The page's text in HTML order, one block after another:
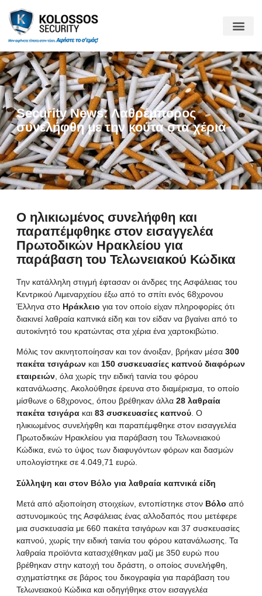
Security News: Λαθρέμπορος
συνελήφθη με την κούτα στα χέρια
Ο ηλικιωμένος συνελήφθη και
παραπέμφθηκε στον εισαγγελέα
Πρωτοδικών Ηρακλείου για
παράβαση του Τελωνειακού Κώδικα
Την κατάλληλη στιγμή έφτασαν οι άνδρες της Ασφάλειας του
Κεντρικού Λιμεναρχείου έξω από το σπίτι ενός 68χρονου
Έλληνα στο Ηράκλειο για τον οποίο είχαν πληροφορίες ότι
διακινεί λαθραία καπνικά είδη και τον είδαν να βγαίνει από το
αυτοκίνητό του κρατώντας στα χέρια ένα χαρτοκιβώτιο.
Μόλις τον ακινητοποίησαν και τον άνοιξαν, βρήκαν μέσα 300
πακέτα τσιγάρων και 150 συσκευασίες καπνού διαφόρων
εταιρειών, όλα χωρίς την ειδική ταινία του φόρου
κατανάλωσης. Ακολούθησε έρευνα στο διαμέρισμα, το οποίο
μίσθωνε ο 68χρονος, όπου βρέθηκαν άλλα 28 λαθραία
πακέτα τσιγάρα και 83 συσκευασίες καπνού. Ο
ηλικιωμένος συνελήφθη και παραπέμφθηκε στον εισαγγελέα
Πρωτοδικών Ηρακλείου για παράβαση του Τελωνειακού
Κώδικα, ενώ το ύψος των διαφυγόντων φόρων και δασμών
υπολογίστηκε σε 4.049,71 ευρώ.
Σύλληψη και στον Βόλο για λαθραία καπνικά είδη
Μετά από αξιοποίηση στοιχείων, εντοπίστηκε στον Βόλο από
αστυνομικούς της Ασφάλειας ένας αλλοδαπός που μετέφερε
μια συσκευασία με 660 πακέτα τσιγάρων και 37 συσκευασίες
καπνού, χωρίς την ειδική ταινία του φόρου κατανάλωσης. Τα
λαθραία προϊόντα κατασχέθηκαν μαζί με 350 ευρώ που
βρέθηκαν στην κατοχή του δράστη, ο οποίος συνελήφθη,
σχηματίστηκε σε βάρος του δικογραφία για παράβαση του
Τελωνειακού Κώδικα και οδηγήθηκε στον εισαγγελέα